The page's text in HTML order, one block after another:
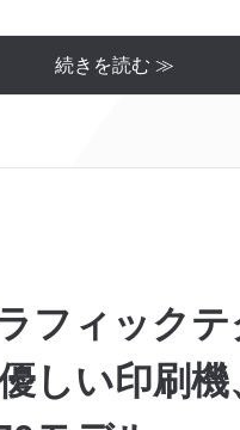
続きを読む ≫
フィック
しい印刷